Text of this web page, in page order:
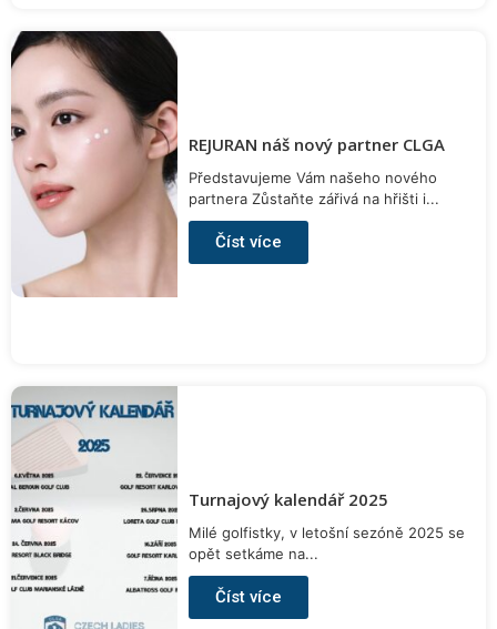
REJURAN náš nový partner CLGA
Představujeme Vám našeho nového
partnera Zůstaňte zářivá na hřišti i...
Číst více
Turnajový kalendář 2025
Milé golfistky, v letošní sezóně 2025 se
opět setkáme na...
Číst více